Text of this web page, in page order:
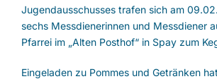
Jugendausschusses trafen sich am
sechs Messdienerinnen und Messdiener
Pfarrei im „Alten Posthof“ in Spay zum
Eingeladen zu Pommes und Getränken